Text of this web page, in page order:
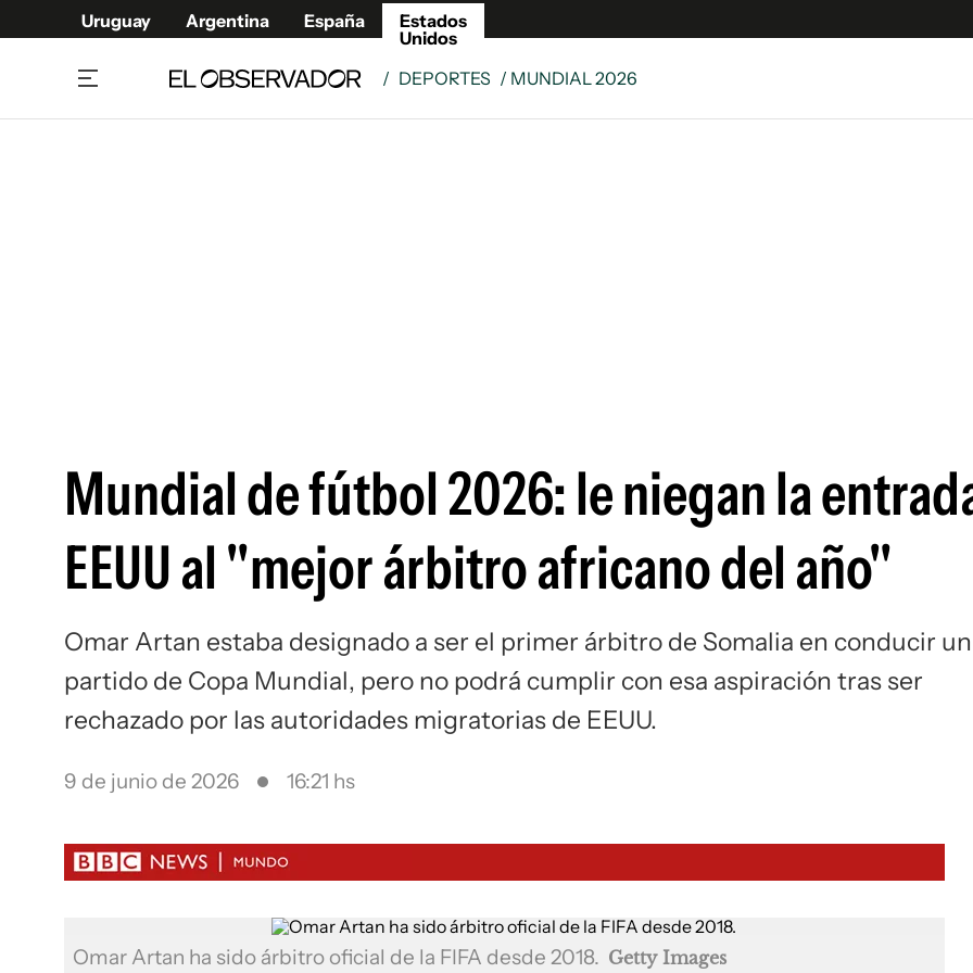
Uruguay Argentina España
Estados
Unidos
/ DEPORTES / MUNDIAL 2026
Mundial de fútbol 2026: le niegan la
EEUU al "mejor árbitro africano del año"
Omar Artan estaba designado a ser el primer árbitro de Somalia en conducir un
partido de Copa Mundial, pero no podrá cumplir con esa aspiración tras ser
rechazado por las autoridades migratorias de EEUU.
9 de junio de 2026 16:21 hs
Omar Artan ha sido árbitro oficial de la FIFA desde 2018. Getty Images